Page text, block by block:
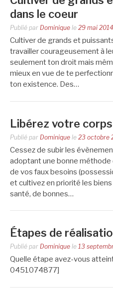
dans le coeur
Publié par Dominique le 29 mai 2014
Cultiver de grands et
travailler courageusement à
seulement ton droit mais
mieux en vue de te
ton existence. Des…
Libérez votre corps
Publié par Dominique le 23 octobre
Cessez de subir les
adoptant une bonne méthode
de vos faux besoins
et cultivez en priorité les
santé, de bonnes…
Étapes de
Publié par Dominique le 13
Quelle étape avez-vous
0451074877]